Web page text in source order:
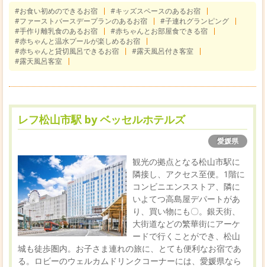
#お食い初めのできるお宿
#キッズスペースのあるお宿
#ファーストバースデープランのあるお宿
#子連れグランピング
#手作り離乳食のあるお宿
#赤ちゃんとお部屋食できる宿
#赤ちゃんと温水プールが楽しめるお宿
#赤ちゃんと貸切風呂できるお宿
#露天風呂付き客室
#露天風呂客室
レフ松山市駅 by ベッセルホテルズ
愛媛県
観光の拠点となる松山市駅に
隣接し、アクセス至便。1階に
コンビニエンスストア、隣に
いよてつ高島屋デパートがあ
り、買い物にも〇。銀天街、
大街道などの繁華街にアーケ
ードで行くことができ、松山
城も徒歩圏内。お子さま連れの旅に、とても便利なお宿であ
る。ロビーのウェルカムドリンクコーナーには、愛媛県なら